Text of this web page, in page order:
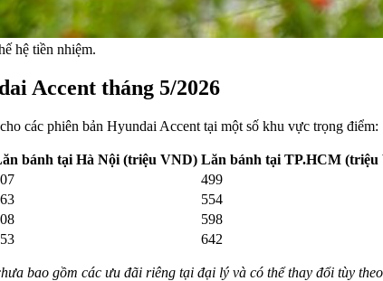
hệ tiền nhiệm.
Accent tháng 5/2026
các phiên bản Hyundai Accent tại một số khu vực trọng điểm:
bánh tại Hà Nội (triệu VND) Lăn bánh tại TP.HCM (triệu
499
554
598
642
bao gồm các ưu đãi riêng tại đại lý và có thể thay đổi tùy